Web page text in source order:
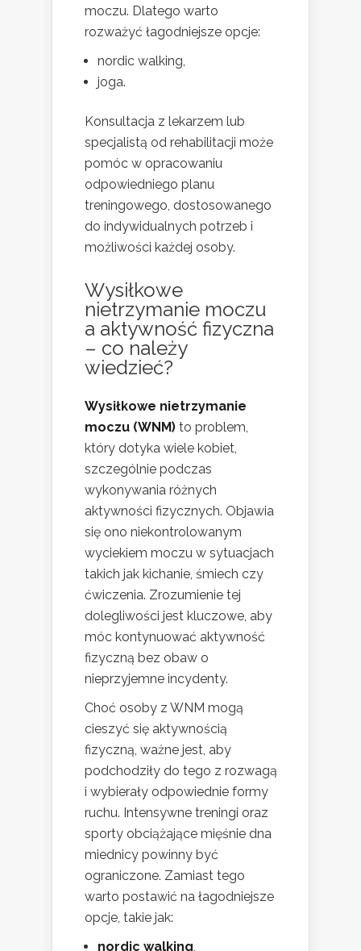
moczu. Dlatego warto
rozważyć łagodniejsze opcje:
nordic walking,
joga.
Konsultacja z lekarzem lub
specjalistą od rehabilitacji może
pomóc w opracowaniu
odpowiedniego planu
treningowego, dostosowanego
do indywidualnych potrzeb i
możliwości każdej osoby.
Wysiłkowe
nietrzymanie moczu
a aktywność fizyczna
– co należy
wiedzieć?
Wysiłkowe nietrzymanie
moczu (WNM) to problem,
który dotyka wiele kobiet,
szczególnie podczas
wykonywania różnych
aktywności fizycznych. Objawia
się ono niekontrolowanym
wyciekiem moczu w sytuacjach
takich jak kichanie, śmiech czy
ćwiczenia. Zrozumienie tej
dolegliwości jest kluczowe, aby
móc kontynuować aktywność
fizyczną bez obaw o
nieprzyjemne incydenty.
Choć osoby z WNM mogą
cieszyć się aktywnością
fizyczną, ważne jest, aby
podchodziły do tego z rozwagą
i wybierały odpowiednie formy
ruchu. Intensywne treningi oraz
sporty obciążające mięśnie dna
miednicy powinny być
ograniczone. Zamiast tego
warto postawić na łagodniejsze
opcje, takie jak:
nordic walking